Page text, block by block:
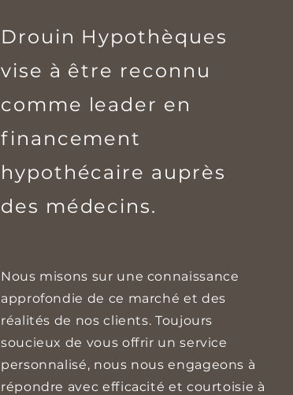
Drouin Hypothèques
vise à être reconnu
comme leader en
financement
hypothécaire auprès
des médecins.
Nous misons sur une connaissance
approfondie de ce marché et des
réalités de nos clients. Toujours
soucieux de vous offrir un service
personnalisé, nous nous engageons à
répondre avec efficacité et courtoisie à